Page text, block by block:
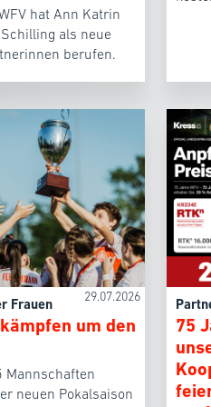
hat Ann Katrin
als neue
berufen.
29.07.2026
Frauen
um den
Mannschaften
neuen Pokalsaison
75